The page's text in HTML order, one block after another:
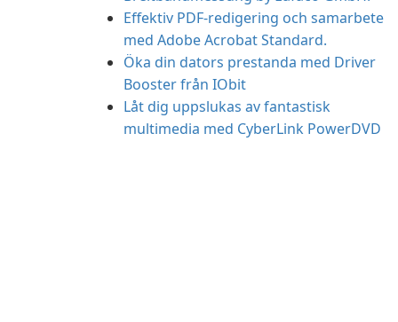
Effektiv PDF-redigering och samarbete
med Adobe Acrobat Standard.
Öka din dators prestanda med Driver
Booster från IObit
Låt dig uppslukas av fantastisk
multimedia med CyberLink PowerDVD